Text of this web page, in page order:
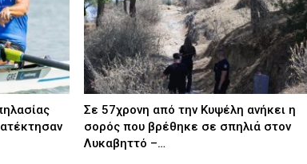
Σε 57χρονη από την Κυψέλη ανήκει η
σορός που βρέθηκε σε σπηλιά στον
Λυκαβηττό –…